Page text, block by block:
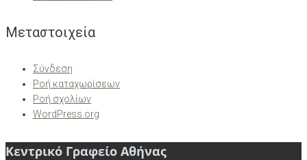
Μεταστοιχεία
Σύνδεση
Ροή καταχωρίσεων
Ροή σχολίων
WordPress.org
Κεντρικό Γραφείο Αθήνας